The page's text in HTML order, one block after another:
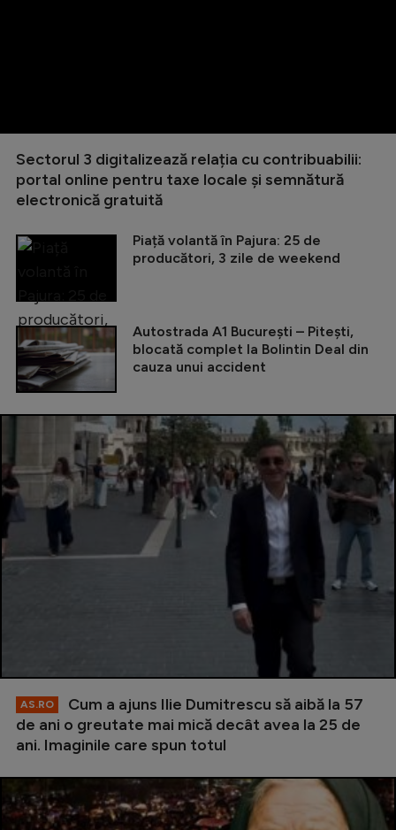
Sectorul 3 digitalizează relația cu contribuabilii:
portal online pentru taxe locale și semnătură
electronică gratuită
Piață volantă în Pajura: 25 de
producători, 3 zile de weekend
Autostrada A1 București – Pitești,
blocată complet la Bolintin Deal din
cauza unui accident
AS.RO
Cum a ajuns Ilie Dumitrescu să aibă la 57
de ani o greutate mai mică decât avea la 25 de
ani. Imaginile care spun totul